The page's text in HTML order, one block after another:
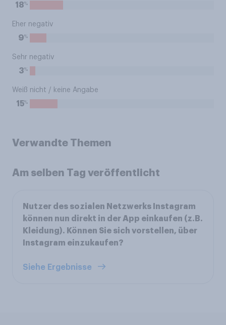
18%
Eher negativ
9%
Sehr negativ
3%
Weiß nicht / keine Angabe
15%
Verwandte Themen
Am selben Tag veröffentlicht
Nutzer des sozialen Netzwerks Instagram
können nun direkt in der App einkaufen (z.B.
Kleidung). Können Sie sich vorstellen, über
Instagram einzukaufen?
Siehe Ergebnisse